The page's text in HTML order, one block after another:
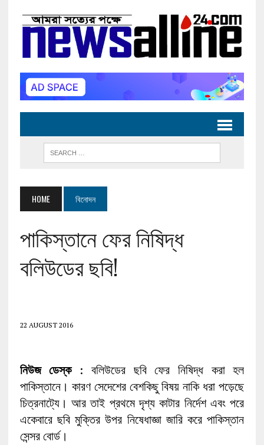
HOME বিনোদন
পাকিস্তানে ফের নিষিদ্ধ
বলিউডের ছবি!
22 AUGUST 2016
নিউজ ডেস্ক: বলিউডের ছবি ফের নিষিদ্ধ করা হল
পাকিস্তানে। কারণ সেদেশের বেশকিছু বিষয় নাকি ধরা পড়েছে
চিত্রনাট্যে। আর তাই প্রথমে দৃশ্য কাটার নির্দেশ এবং পরে
একেবারে ছবি মুক্তির উপর নিষেধাজ্ঞা জারি করে পাকিস্তান
সেন্সর বোর্ড।